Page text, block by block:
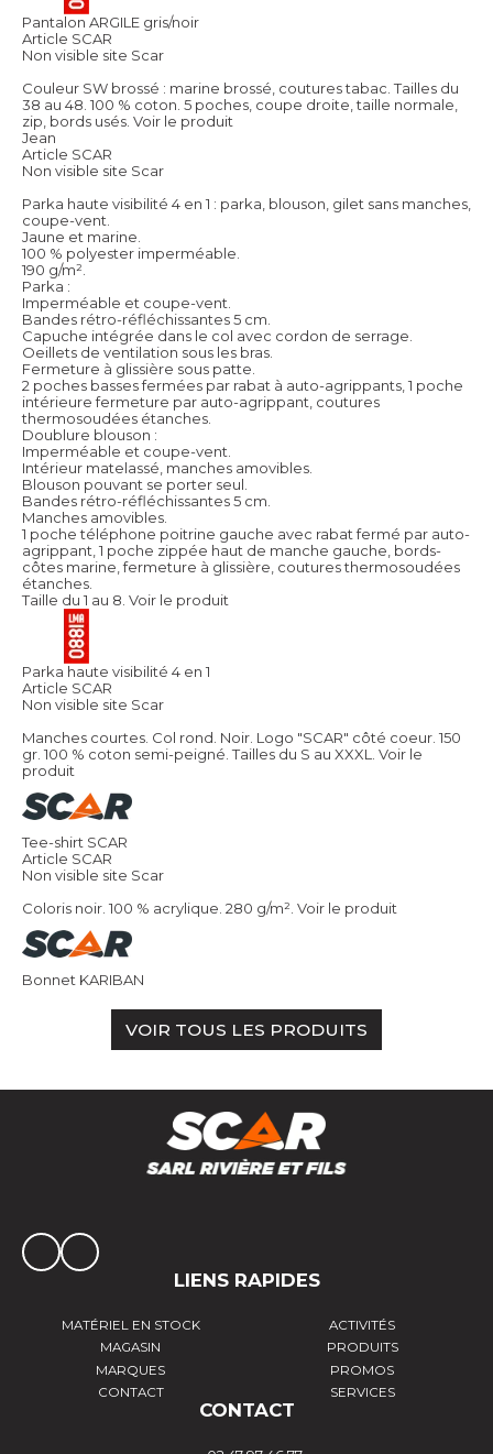
Pantalon ARGILE gris/noir
Article SCAR
Non visible site Scar
Couleur SW brossé : marine brossé, coutures tabac. Tailles du
38 au 48. 100 % coton. 5 poches, coupe droite, taille normale,
zip, bords usés. Voir le produit
Jean
Article SCAR
Non visible site Scar
Parka haute visibilité 4 en 1 : parka, blouson, gilet sans manches,
coupe-vent.
Jaune et marine.
100 % polyester imperméable.
190 g/m².
Parka :
Imperméable et coupe-vent.
Bandes rétro-réfléchissantes 5 cm.
Capuche intégrée dans le col avec cordon de serrage.
Oeillets de ventilation sous les bras.
Fermeture à glissière sous patte.
2 poches basses fermées par rabat à auto-agrippants, 1 poche
intérieure fermeture par auto-agrippant, coutures
thermosoudées étanches.
Doublure blouson :
Imperméable et coupe-vent.
Intérieur matelassé, manches amovibles.
Blouson pouvant se porter seul.
Bandes rétro-réfléchissantes 5 cm.
Manches amovibles.
1 poche téléphone poitrine gauche avec rabat fermé par auto-
agrippant, 1 poche zippée haut de manche gauche, bords-
côtes marine, fermeture à glissière, coutures thermosoudées
étanches.
Taille du 1 au 8. Voir le produit
Parka haute visibilité 4 en 1
Article SCAR
Non visible site Scar
Manches courtes. Col rond. Noir. Logo "SCAR" côté coeur. 150
gr. 100 % coton semi-peigné. Tailles du S au XXXL.
Voir le
produit
Tee-shirt SCAR
Article SCAR
Non visible site Scar
Coloris noir. 100 % acrylique. 280 g/m². Voir le produit
Bonnet KARIBAN
VOIR TOUS LES PRODUITS
LIENS RAPIDES
MATÉRIEL EN STOCK
ACTIVITÉS
MAGASIN
PRODUITS
MARQUES
PROMOS
CONTACT
SERVICES
CONTACT